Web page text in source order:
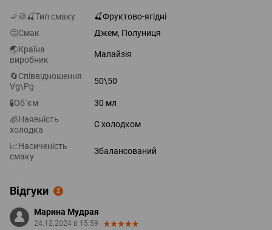
🚬🍪🍒Тип смаку
🍒Фруктово-ягідні
🤔Смак
Джем, Полуниця
🌏Країна
виробник
Малайзія
🔄Співвідношення
Vg\Pg
50\50
🧪Об`єм
30 мл
🧊Наявність
холодка
С холодком
📈Насиченість
смаку
Збалансований
Відгуки 2
Марина Мудрая
24.12.2024 в 15:59